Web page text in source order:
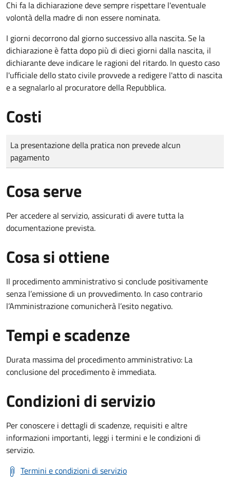
Chi fa la dichiarazione deve sempre rispettare l'eventuale
volontà della madre di non essere nominata.
I giorni decorrono dal giorno successivo alla nascita. Se la
dichiarazione è fatta dopo più di dieci giorni dalla nascita, il
dichiarante deve indicare le ragioni del ritardo. In questo caso
l'ufficiale dello stato civile provvede a redigere l'atto di nascita
e a segnalarlo al procuratore della Repubblica.
Costi
Tipo di pagamento
Importo
La presentazione della pratica non prevede alcun
pagamento
Cosa serve
Per accedere al servizio, assicurati di avere tutta la
documentazione prevista.
Cosa si ottiene
Il procedimento amministrativo si conclude positivamente
senza l’emissione di un provvedimento. In caso contrario
l’Amministrazione comunicherà l’esito negativo.
Tempi e scadenze
Durata massima del procedimento amministrativo: La
conclusione del procedimento è immediata.
Condizioni di servizio
Per conoscere i dettagli di scadenze, requisiti e altre
informazioni importanti, leggi i termini e le condizioni di
servizio.
Termini e condizioni di servizio